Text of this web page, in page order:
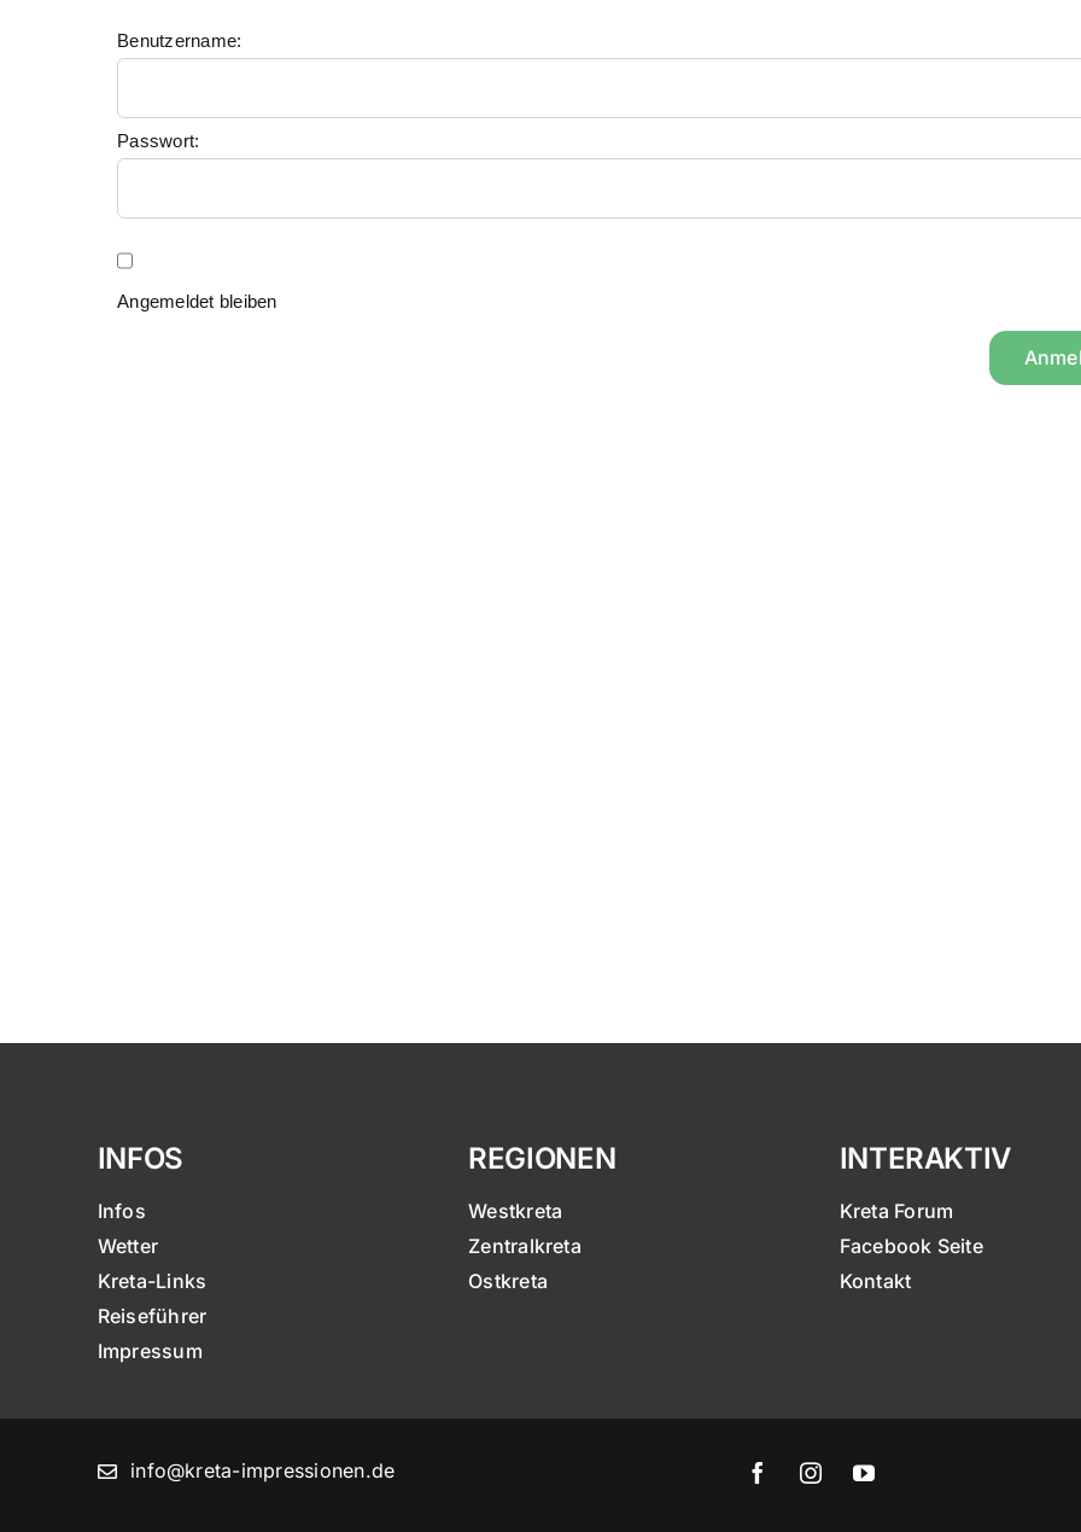
Benutzername:
Passwort:
Angemeldet bleiben
INFOS
Infos
Wetter
Kreta-Links
Reiseführer
Impressum
REGIONEN
Westkreta
Zentralkreta
Ostkreta
INTERAKTIV
Kreta Forum
Facebook Seite
Kontakt
info@kreta-impressionen.de